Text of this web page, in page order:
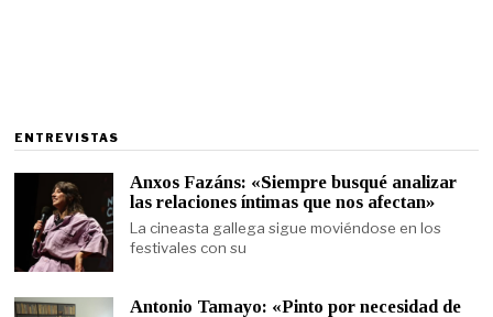
ENTREVISTAS
Anxos Fazáns: «Siempre busqué analizar
las relaciones íntimas que nos afectan»
La cineasta gallega sigue moviéndose en los
festivales con su
Antonio Tamayo: «Pinto por necesidad de